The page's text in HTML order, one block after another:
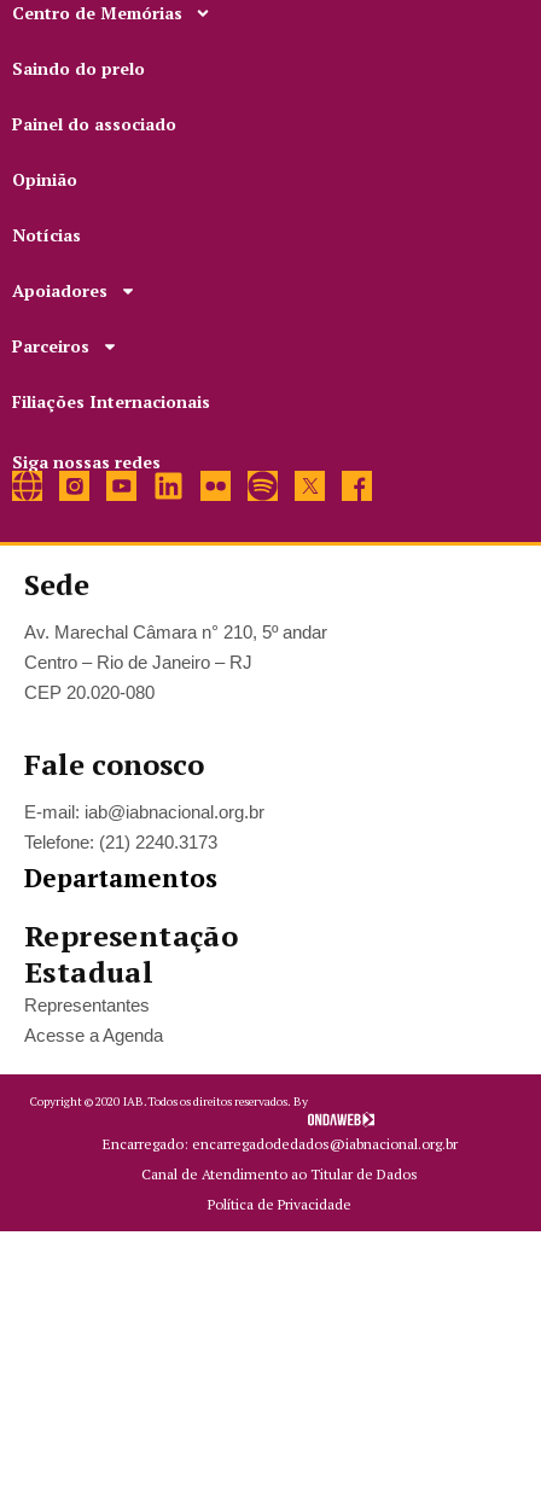
Centro de Memórias
Saindo do prelo
Painel do associado
Opinião
Notícias
Apoiadores
Parceiros
Filiações Internacionais
Siga nossas redes
Sede
Av. Marechal Câmara n° 210, 5º andar
Centro – Rio de Janeiro – RJ
CEP 20.020-080
Fale conosco
E-mail: iab@iabnacional.org.br
Telefone: (21) 2240.3173
Departamentos
Representação
Estadual
Representantes
Acesse a Agenda
Copyright ©2020 IAB.Todos os direitos reservados. By
Encarregado: encarregadodedados@iabnacional.org.br
Canal de Atendimento ao Titular de Dados
Política de Privacidade